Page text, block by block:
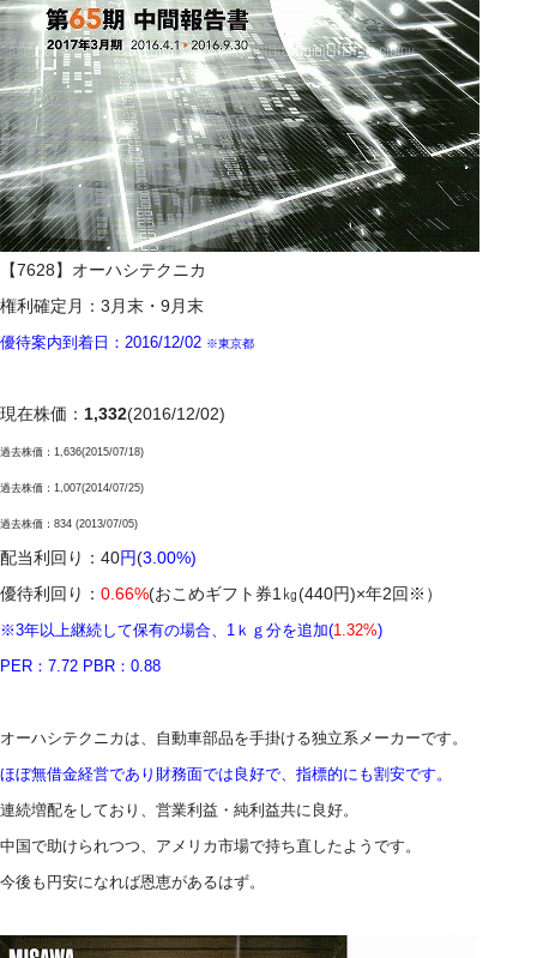
【7628】オーハシテクニカ
権利確定月：3月末・9月末
優待案内到着日：2016/12/02 ※東京都
現在株価： 1,332(2016/12/02)
過去株価：1,636(2015/07/18)
過去株価：1,007(2014/07/25)
過去株価：834 (2013/07/05)
配当利回り：40円 (3.00%)
優待利回り： 0.66%(おこめギフト券1㎏(440円)×年2回※）
※3年以上継続して保有の場合、1ｋｇ分を追加(1.32%)
PER：7.72 PBR：0.88
オーハシテクニカは、 自動車部品を手掛ける独立系メーカーです。
ほぼ無借金経営であり財務面では良好で、指標的にも割安です。
連続増配をしており、営業利益・純利益共に良好。
中国で助けられつつ、アメリカ市場で持ち直したようです。
今後も円安になれば恩恵があるはず。